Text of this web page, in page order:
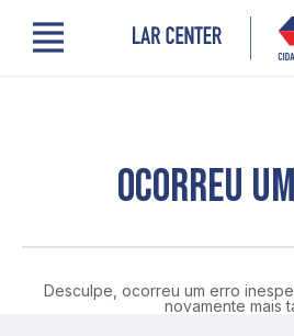
Menu
Encontre um profissional
Comodidades
Quem somos
Localização
Contato
OCORREU
Desculpe, ocorreu um erro
novamente mais